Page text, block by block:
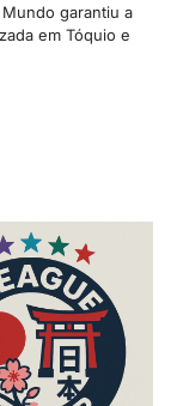
garantiu a
em Tóquio e